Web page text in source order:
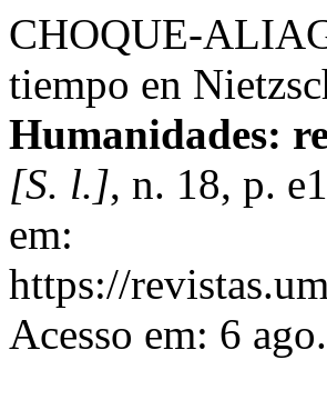
CHOQUE-
tiempo en
Humanidades:
[S. l.], n. 18, p.
em:
https://
Acesso em: 6